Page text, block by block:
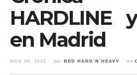
HARDLINE
en Madrid
NOV 06, 2022 por RED HARD´N´HEAVY en